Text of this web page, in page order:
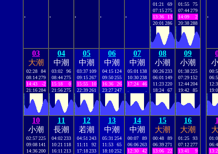
. . . . .
01:21
69
07:15275
13:36
13
20:01 286
01:55
75
07:44279
14:09
2
20:38288
03
大潮
02:28
84
08:14279
14:43
-2
21:16284
04
中潮
03:02
96
08:44275
15:18
0
21:56275
05
中潮
03:37 109
09:15267
15:55
10
22:39261
06
中潮
04:15 124
09:50255
16:36
26
23:27247
07
中潮
05:01 138
10:30238
17:24
46
08
小潮
00:26233
06:01 149
11:23220
18:24
67
09
小潮
01:38225
07:29 152
12:44204
19:42
85
10
小潮
02:57225
09:08 141
14:36200
11
長潮
04:02233
10:21 118
16:11 213
12
若潮
04:51 243
11:11
92
17:18233
13
中潮
05:31 254
11:53
65
18:10252
14
中潮
00:07
89
06:06263
12:30
42
15
大潮
00:48
89
06:39271
13:06
22
16
大潮
01:25
93
07:12277
13:41
9
.